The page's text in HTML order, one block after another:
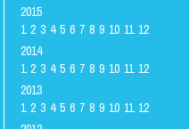
2015
1 2 3 4 5 6 7 8 9 10 11 12
2014
1 2 3 4 5 6 7 8 9 10 11 12
2013
1 2 3 4 5 6 7 8 9 10 11 12